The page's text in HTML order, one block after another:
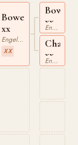
Bowery
xx
Engelskt Fullblod
XX
xxEngelskt Fullblod
Charity
xxEngelskt Fullblod